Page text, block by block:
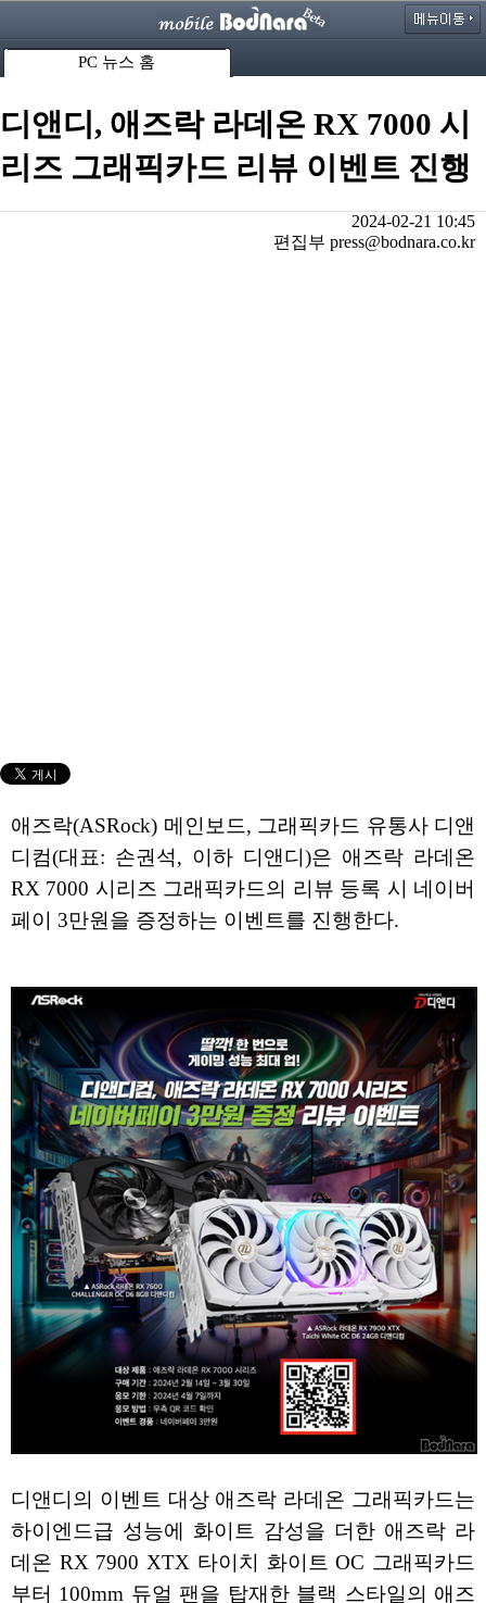
PC 뉴스 홈
디앤디, 애즈락 라데온 RX 7000 시
리즈 그래픽카드 리뷰 이벤트 진행
2024-02-21 10:45
편집부 press@bodnara.co.kr
애즈락(ASRock) 메인보드, 그래픽카드 유통사 디앤
디컴(대표: 손권석, 이하 디앤디)은 애즈락 라데온
RX 7000 시리즈 그래픽카드의 리뷰 등록 시 네이버
페이 3만원을 증정하는 이벤트를 진행한다.
디앤디의 이벤트 대상 애즈락 라데온 그래픽카드는
하이엔드급 성능에 화이트 감성을 더한 애즈락 라
데온 RX 7900 XTX 타이치 화이트 OC 그래픽카드
부터 100mm 듀얼 팬을 탑재한 블랙 스타일의 애즈